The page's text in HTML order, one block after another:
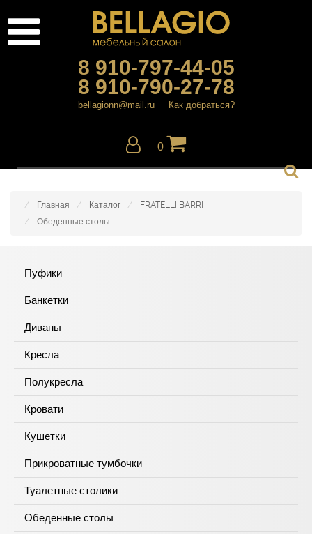
8 910-797-44-05
8 910-790-27-78
bellagionn@mail.ru Как добраться?
0
Главная Каталог
FRATELLI BARRI
Обеденные столы
Пуфики
Банкетки
Диваны
Кресла
Полукресла
Кровати
Кушетки
Прикроватные тумбочки
Туалетные столики
Обеденные столы